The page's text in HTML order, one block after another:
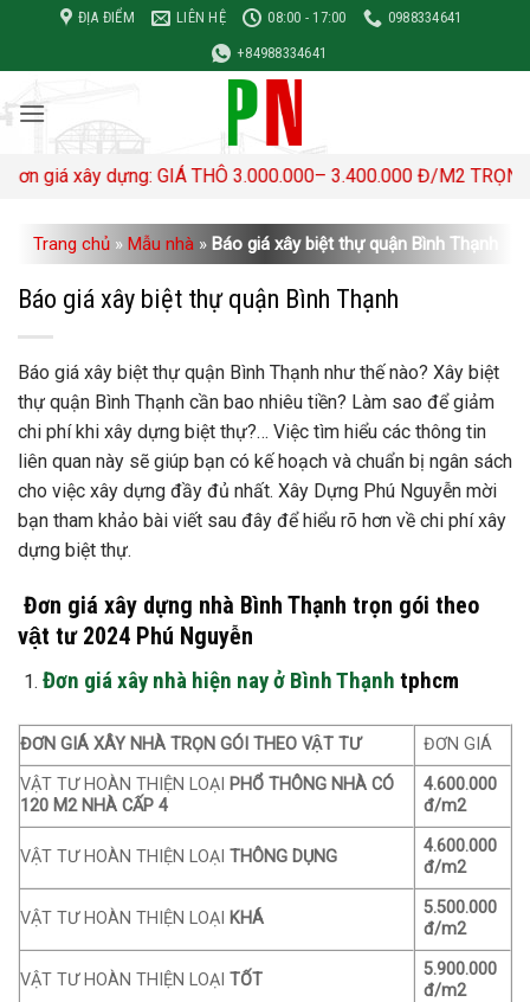
nội
dung
ĐỊA ĐIỂM LIÊN HỆ 08:00 - 17:00
0988334641
+84988334641
dựng: GIÁ THÔ 3.000.000– 3.400.000 Đ/M2 TRỌN GÓI
Trang chủ » Mẫu nhà » Báo giá xây biệt thự quận Bình Thạnh
Báo giá xây biệt thự quận Bình Thạnh
Báo giá xây biệt thự quận Bình Thạnh như thế nào? Xây biệt
thự quận Bình Thạnh cần bao nhiêu tiền? Làm sao để giảm
chi phí khi xây dựng biệt thự?… Việc tìm hiểu các thông tin
liên quan này sẽ giúp bạn có kế hoạch và chuẩn bị ngân sách
cho việc xây dựng đầy đủ nhất. Xây Dựng Phú Nguyễn mời
bạn tham khảo bài viết sau đây để hiểu rõ hơn về chi phí xây
dựng biệt thự.
Đơn giá xây dựng nhà Bình Thạnh trọn gói theo
vật tư 2024 Phú Nguyễn
Đơn giá xây nhà hiện nay ở Bình Thạnh tphcm
ĐƠN GIÁ XÂY NHÀ TRỌN GÓI THEO VẬT TƯ
ĐƠN GIÁ
VẬT TƯ HOÀN THIỆN LOẠI PHỔ THÔNG NHÀ CÓ
120 M2 NHÀ CẤP 4
4.600.000
đ/m2
VẬT TƯ HOÀN THIỆN LOẠI THÔNG DỤNG
4.600.000
đ/m2
VẬT TƯ HOÀN THIỆN LOẠI KHÁ
5.500.000
đ/m2
VẬT TƯ HOÀN THIỆN LOẠI TỐT
5.900.000
đ/m2